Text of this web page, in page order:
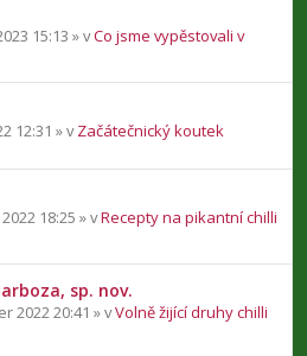
15:13 » vCo jsme vypěstovali v
12:31 » vZačátečnický koutek
18:25 » vRecepty na pikantní chilli
sp. nov.
2022 20:41 » vVolně žijící druhy chilli